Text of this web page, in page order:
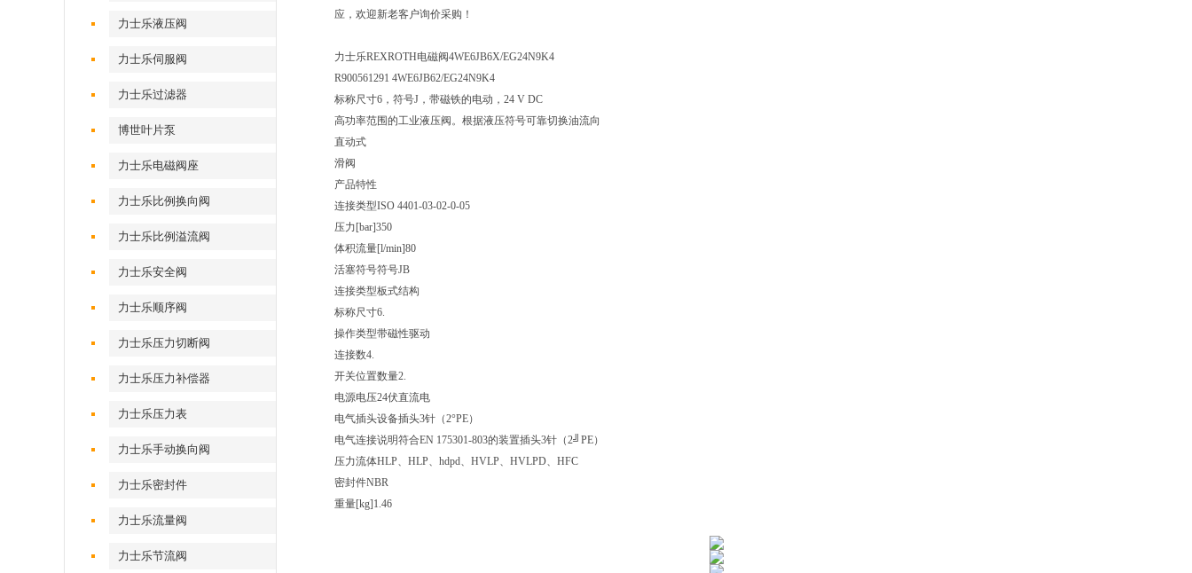
力士乐液压阀
力士乐伺服阀
力士乐过滤器
博世叶片泵
力士乐电磁阀座
力士乐比例换向阀
力士乐比例溢流阀
力士乐安全阀
力士乐顺序阀
力士乐压力切断阀
力士乐压力补偿器
力士乐压力表
力士乐手动换向阀
力士乐密封件
力士乐流量阀
力士乐节流阀
应，欢迎新老客户询价采购！
力士乐REXROTH电磁阀4WE6JB6X/EG24N9K4
R900561291 4WE6JB62/EG24N9K4
标称尺寸6，符号J，带磁铁的电动，24 V DC
高功率范围的工业液压阀。根据液压符号可靠切换油流向
直动式
滑阀
产品特性
连接类型ISO 4401-03-02-0-05
压力[bar]350
体积流量[l/min]80
活塞符号符号JB
连接类型板式结构
标称尺寸6.
操作类型带磁性驱动
连接数4.
开关位置数量2.
电源电压24伏直流电
电气插头设备插头3针（2°PE）
电气连接说明符合EN 175301-803的装置插头3针（2╝PE）
压力流体HLP、HLP、hdpd、HVLP、HVLPD、HFC
密封件NBR
重量[kg]1.46